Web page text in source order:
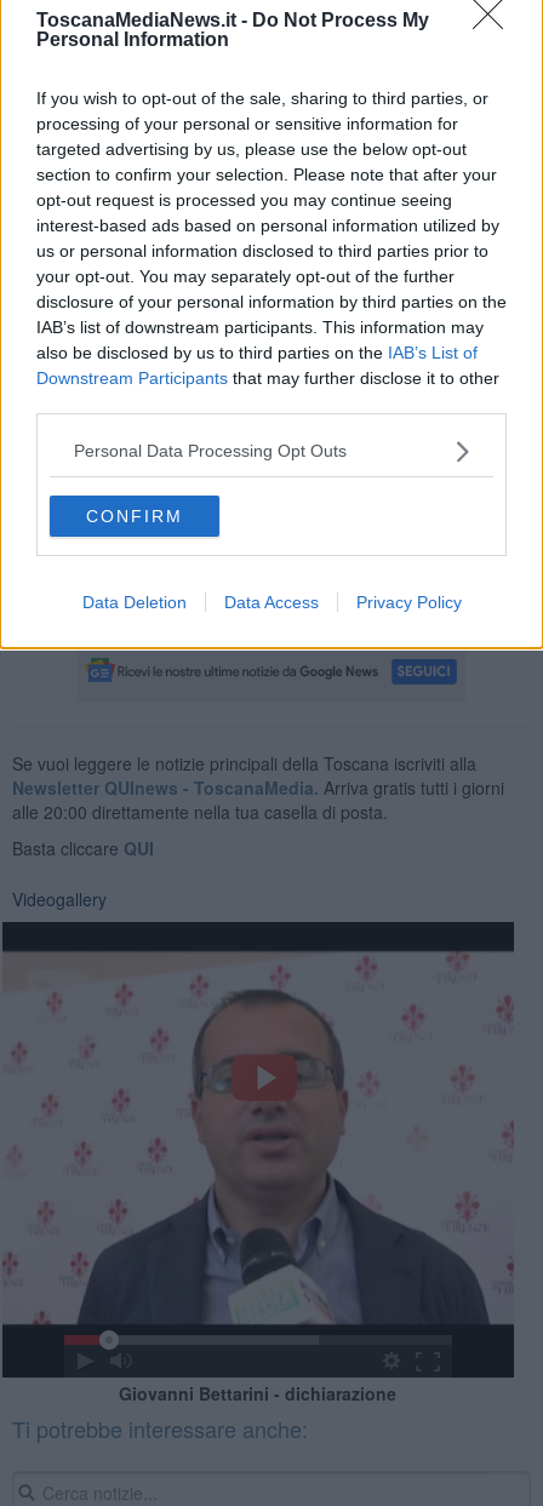
ToscanaMediaNews.it - Do Not Process My
Personal Information
If you wish to opt-out of the sale, sharing to third parties, or
processing of your personal or sensitive information for
targeted advertising by us, please use the below opt-out
section to confirm your selection. Please note that after your
opt-out request is processed you may continue seeing
interest-based ads based on personal information utilized by
us or personal information disclosed to third parties prior to
your opt-out. You may separately opt-out of the further
disclosure of your personal information by third parties on the
IAB’s list of downstream participants. This information may
also be disclosed by us to third parties on the IAB’s List of
Downstream Participants that may further disclose it to other
Personal Data Processing Opt Outs
CONFIRM
Data Deletion Data Access Privacy Policy
La bimba, e la madre, sono arrivate qualche giorno fa dalBurkina
Faso.Gli esami clinici hanno accertato che si tratta di una
femminuccia; sull'identità di genere della piccola, infatti, nel paese
africano erano sorti grossi interrogativi.
Questa bella storia è stata presentata a Palazzo Vecchio
dall'assessore allo Sviluppo economico,Giovanni Bettarini
,
insieme aSimone Giuliani, responsabile relazioni esterne del
Radio Taxi 4242, e aLuca Margheri , presidente di Assomis.
Purtroppo, in casi del genere– ha spiegato il presidente di
Assomis, Luca Margheri – ci sono tribù che in Burkina Faso
prelevano questi bambini con anomalie, li sottraggono alle
contatto con don Poggiali e da qui ne è nata un'operazione di
cooperazione sanitaria internazionale di cui ringraziamo Regione
Toscana, Meyer e Radio Taxi 4242. Alla piccola sarà necessario,
secondo quanto ci spiega il personale sanitario, un intervento
delicato della durata di 4-5 ore, intervento che dovrebbe avvenire
tra un paio di settimane”.
produttive del comune di Firenze
Se vuoi leggere le notizie principali della Toscana iscriviti alla
Newsletter QUInews - ToscanaMedia. Arriva gratis tutti i giorni
alle 20:00 direttamente nella tua casella di posta.
Basta cliccare QUI
Videogallery
Giovanni Bettarini - dichiarazione
Ti potrebbe interessare anche: